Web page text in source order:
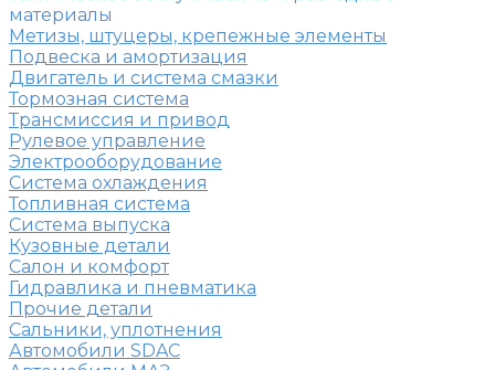
материалы
Метизы, штуцеры, крепежные элементы
Подвеска и амортизация
Двигатель и система смазки
Тормозная система
Трансмиссия и привод
Рулевое управление
Электрооборудование
Система охлаждения
Топливная система
Система выпуска
Кузовные детали
Салон и комфорт
Гидравлика и пневматика
Прочие детали
Сальники, уплотнения
Автомобили SDAC